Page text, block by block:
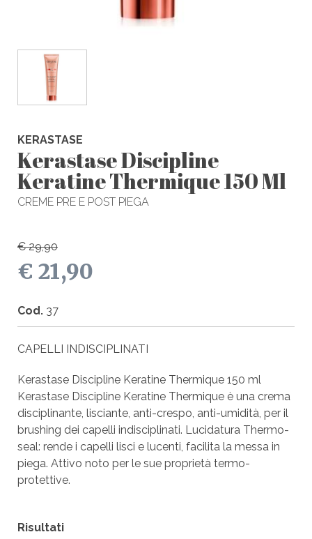
KERASTASE
Kerastase Discipline
Keratine Thermique 150 Ml
CREME PRE E POST PIEGA
€ 29,90
€ 21,90
Cod. 37
CAPELLI INDISCIPLINATI
Kerastase Discipline Keratine Thermique 150 ml
Kerastase Discipline Keratine Thermique è una crema
disciplinante, lisciante, anti-crespo, anti-umidità, per il
brushing dei capelli indisciplinati. Lucidatura Thermo-
seal: rende i capelli lisci e lucenti, facilita la messa in
piega. Attivo noto per le sue proprietà termo-
protettive.
Risultati